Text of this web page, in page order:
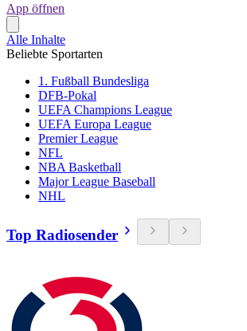
App öffnen
Alle Inhalte
Beliebte Sportarten
1. Fußball Bundesliga
DFB-Pokal
UEFA Champions League
UEFA Europa League
Premier League
NFL
NBA Basketball
Major League Baseball
NHL
Top Radiosender